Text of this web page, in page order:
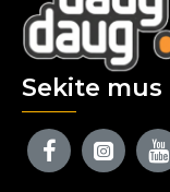
Sekite mus